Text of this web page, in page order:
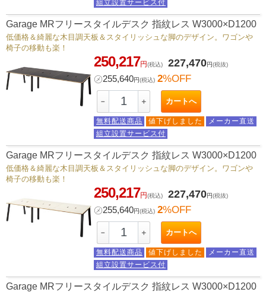
組立設置サービス付
Garage MRフリースタイルデスク 指紋レス W3000×D1200
低価格＆綺麗な木目調天板＆スタイリッシュな脚のデザイン。ワゴンや
椅子の移動も楽！
250,217円(税込) 227,470円(税抜)
㋱255,640円(税込) 2%OFF
－ ＋ カートへ
無料配送商品 値下げしました
メーカー直送
組立設置サービス付
Garage MRフリースタイルデスク 指紋レス W3000×D1200
低価格＆綺麗な木目調天板＆スタイリッシュな脚のデザイン。ワゴンや
椅子の移動も楽！
250,217円(税込) 227,470円(税抜)
㋱255,640円(税込) 2%OFF
－ ＋ カートへ
無料配送商品 値下げしました
メーカー直送
組立設置サービス付
Garage MRフリースタイルデスク 指紋レス W3000×D1200